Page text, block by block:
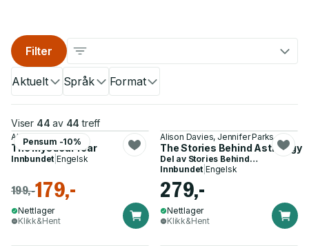
Aktuelt Språk Format
Filter
Viser 44 av 44 treff
Pensum -10%
Alison Davies
The Mystical Year
Innbundet |Engelsk
199,-179,-
Nettlager
Klikk&Hent
Alison Davies, Jennifer Parks
The Stories Behind Astrology
Del av Stories Behind…
Innbundet |Engelsk
279,-
Nettlager
Klikk&Hent